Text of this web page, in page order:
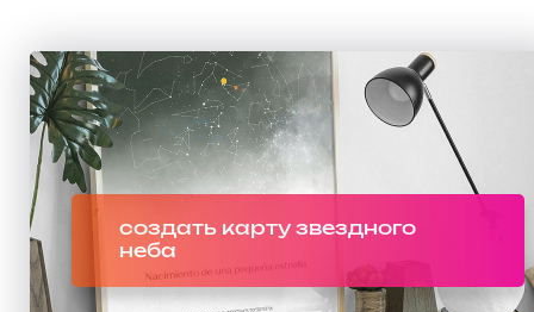
создать карту звездного
неба